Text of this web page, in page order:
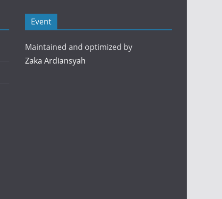
Event
Maintained and optimized by
Zaka Ardiansyah